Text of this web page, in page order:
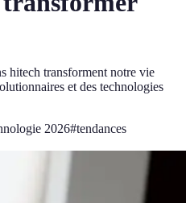
hitech transforment notre vie
et des technologies
2026#tendances